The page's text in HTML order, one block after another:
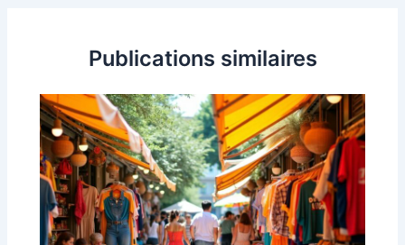
Publications similaires